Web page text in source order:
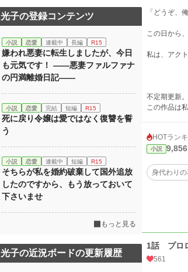
「どうぞ、
この日から
私は、アク
不定期更新。
この作品は
HOTラン
小説 9,856
身代わり
1話 プロ
561
光子の登録コンテンツ
小説 恋愛 連載中 長編 R15
嫌われ悪妻に転生しましたが、今日
も元気です！ ――悪妻ファルファナ
の円満離婚日記――
小説 恋愛 完結 短編 R15
死に戻り令嬢は愛ではなく復讐を誓
う
小説 恋愛 連載中 短編 R15
そちらが私を婚約破棄して国外追放
したのですから、もう放っておいて
下さいませ
もっと見る
光子の近況ボードの更新履歴